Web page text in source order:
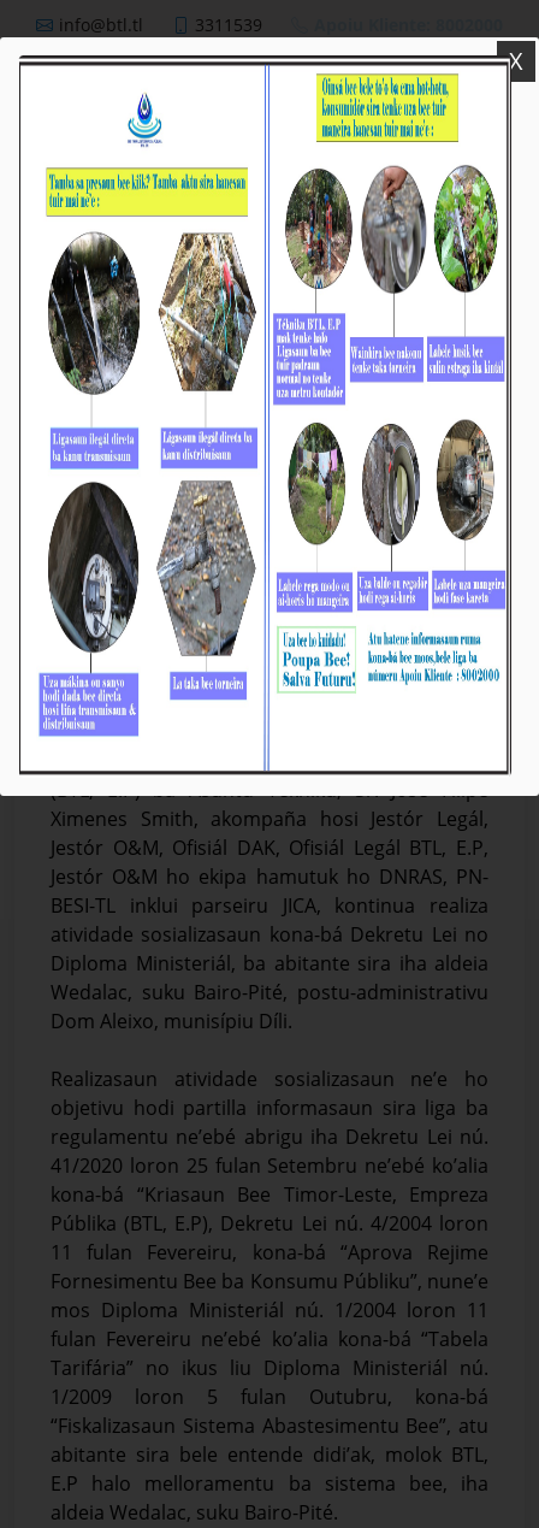
info@btl.tl 3311539
BTL, E.P Disemina DL & DM ba Abitante Aldeia
Wedalac
Média_BTL, E.P 09-Abril-2025
Díli, 09/04/2025, Vise-Prezidente Komisaun
(BTL, E.P) ba Asuntu Tékniku, Sr. José Filipe
Ximenes Smith, akompaña hosi Jestór Legál,
Jestór O&M, Ofisiál DAK, Ofisiál Legál BTL, E.P,
Jestór O&M ho ekipa hamutuk ho DNRAS, PN-
BESI-TL inklui parseiru JICA, kontinua realiza
atividade sosializasaun kona-bá Dekretu Lei no
Diploma Ministeriál, ba abitante sira iha aldeia
Wedalac, suku Bairo-Pité, postu-administrativu
Dom Aleixo, munisípiu Díli.
Realizasaun atividade sosializasaun ne’e ho
objetivu hodi partilla informasaun sira liga ba
regulamentu ne’ebé abrigu iha Dekretu Lei nú.
41/2020 loron 25 fulan Setembru ne’ebé ko’alia
kona-bá “Kriasaun Bee Timor-Leste, Empreza
Públika (BTL, E.P), Dekretu Lei nú. 4/2004 loron
11 fulan Fevereiru, kona-bá “Aprova Rejime
Fornesimentu Bee ba Konsumu Públiku”, nune’e
mos Diploma Ministeriál nú. 1/2004 loron 11
fulan Fevereiru ne’ebé ko’alia kona-bá “Tabela
Tarifária” no ikus liu Diploma Ministeriál nú.
1/2009 loron 5 fulan Outubru, kona-bá
“Fiskalizasaun Sistema Abastesimentu Bee”, atu
abitante sira bele entende didi’ak, molok BTL,
E.P halo melloramentu ba sistema bee, iha
aldeia Wedalac, suku Bairo-Pité.
X